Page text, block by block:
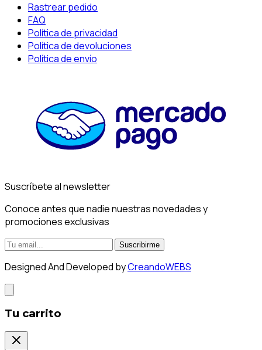
Rastrear pedido
FAQ
Política de privacidad
Política de devoluciones
Política de envío
Suscríbete al newsletter
Conoce antes que nadie nuestras novedades y
promociones exclusivas
Suscribirme
Designed And Developed byCreandoWEBS
Tu carrito